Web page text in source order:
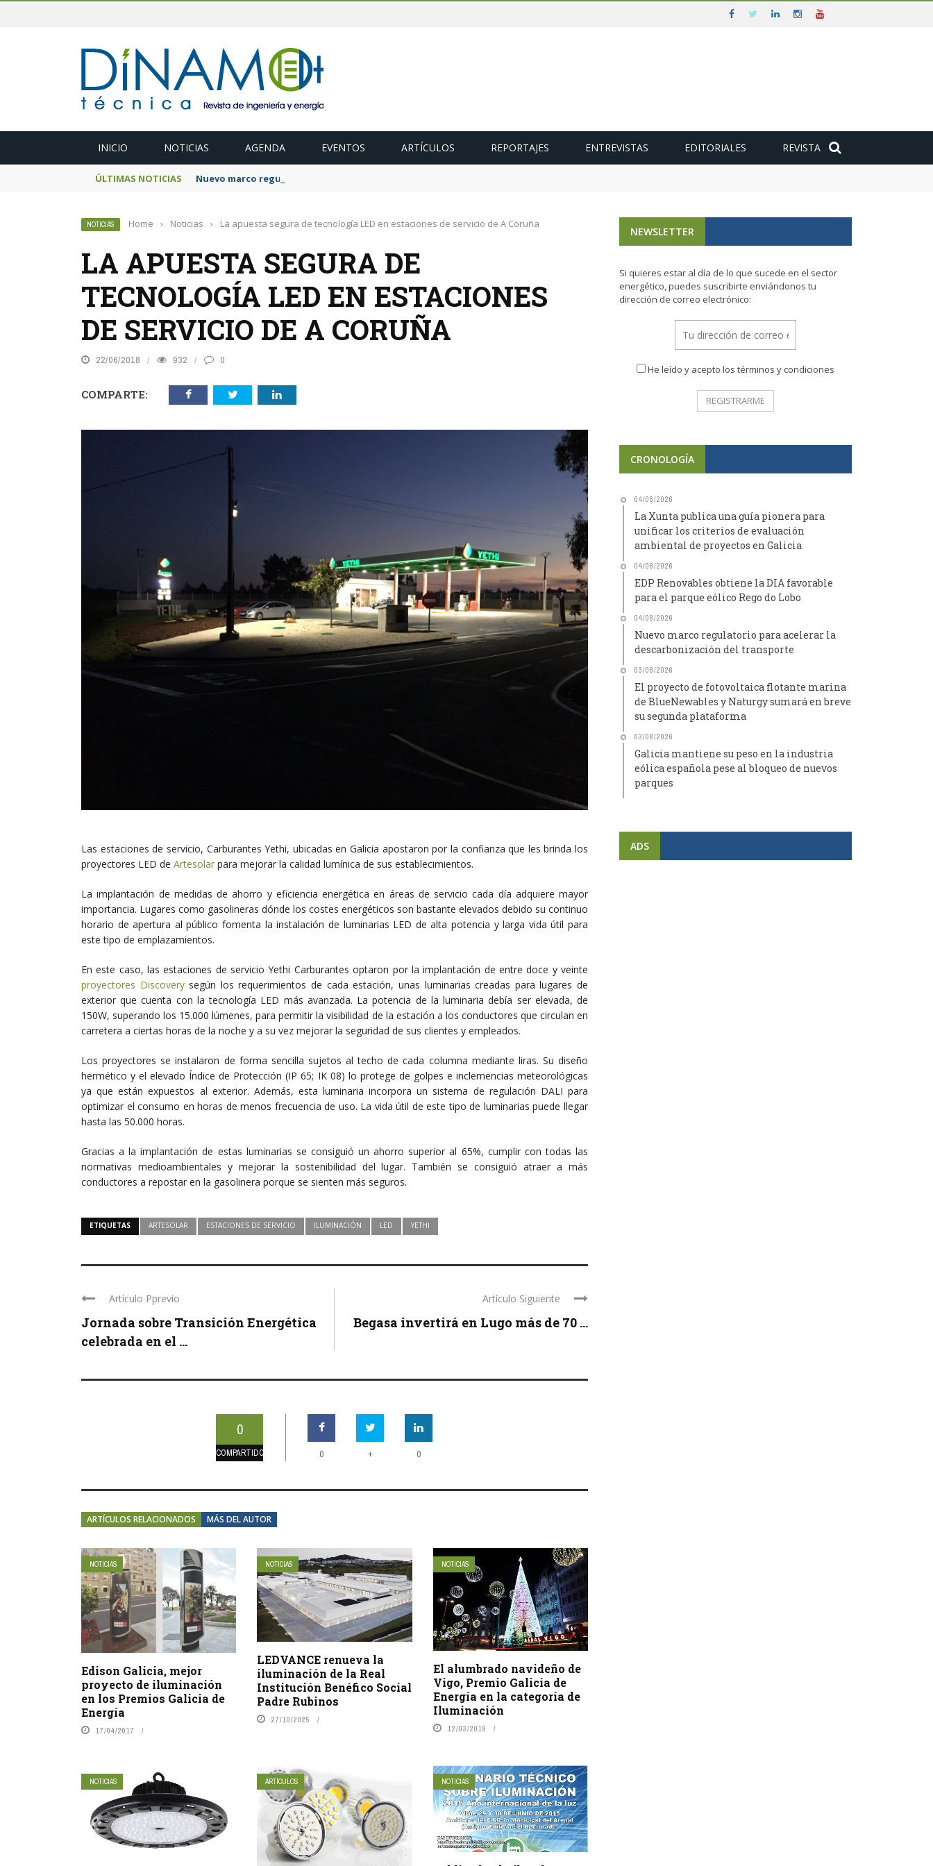
INICIO NOTICIAS AGENDA EVENTOS ARTÍCULOS REPORTAJES ENTREVISTAS EDITORIALES REVISTA
ÚLTIMAS NOTICIAS Nuevo marco regulatorio para acelerar la descarbonización del transporte
NOTICIAS Home › Noticias › La apuesta segura de tecnología LED en estaciones de servicio de A Coruña
LA APUESTA SEGURA DE
TECNOLOGÍA LED EN ESTACIONES
DE SERVICIO DE A CORUÑA
22/06/2018 932 0
COMPARTE:
Las estaciones de servicio, Carburantes Yethi, ubicadas en Galicia apostaron por la confianza que les brinda los
proyectores LED de Artesolar para mejorar la calidad lumínica de sus establecimientos.
La implantación de medidas de ahorro y eficiencia energética en áreas de servicio cada día adquiere mayor
importancia. Lugares como gasolineras dónde los costes energéticos son bastante elevados debido su continuo
horario de apertura al público fomenta la instalación de luminarias LED de alta potencia y larga vida útil para
este tipo de emplazamientos.
En este caso, las estaciones de servicio Yethi Carburantes optaron por la implantación de entre doce y veinte
proyectores Discoverysegún los requerimientos de cada estación, unas luminarias creadas para lugares de
exterior que cuenta con la tecnología LED más avanzada. La potencia de la luminaria debía ser elevada, de
150W, superando los 15.000 lúmenes, para permitir la visibilidad de la estación a los conductores que circulan en
carretera a ciertas horas de la noche y a su vez mejorar la seguridad de sus clientes y empleados.
Los proyectores se instalaron de forma sencilla sujetos al techo de cada columna mediante liras. Su diseño
hermético y el elevado Índice de Protección (IP 65; IK 08) lo protege de golpes e inclemencias meteorológicas
ya que están expuestos al exterior. Además, esta luminaria incorpora un sistema de regulación DALI para
optimizar el consumo en horas de menos frecuencia de uso. La vida útil de este tipo de luminarias puede llegar
hasta las 50.000 horas.
Gracias a la implantación de estas luminarias se consiguió un ahorro superior al 65%, cumplir con todas las
normativas medioambientales y mejorar la sostenibilidad del lugar. También se consiguió atraer a más
conductores a repostar en la gasolinera porque se sienten más seguros.
ETIQUETAS ARTESOLAR ESTACIONES DE SERVICIO ILUMINACIÓN LED YETHI
Artículo Pprevio
Jornada sobre Transición Energética
celebrada en el ...
Artículo Siguiente
Begasa invertirá en Lugo más de 70 ...
0
COMPARTIDOS 0 + 0
ARTÍCULOS RELACIONADOS MÁS DEL AUTOR
NOTICIAS
Edison Galicia, mejor
proyecto de iluminación
en los Premios Galicia de
Energía
17/04/2017
NOTICIAS
LEDVANCE renueva la
iluminación de la Real
Institución Benéfico Social
Padre Rubinos
27/10/2025
NOTICIAS
El alumbrado navideño de
Vigo, Premio Galicia de
Energía en la categoría de
Iluminación
12/03/2019
NOTICIAS ARTÍCULOS NOTICIAS
NEWSLETTER
Si quieres estar al día de lo que sucede en el sector
energético, puedes suscribirte enviándonos tu
dirección de correo electrónico:
He leído y acepto los términos y condiciones
CRONOLOGÍA
04/08/2026
La Xunta publica una guía pionera para
unificar los criterios de evaluación
ambiental de proyectos en Galicia
04/08/2026
EDP Renovables obtiene la DIA favorable
para el parque eólico Rego do Lobo
04/08/2026
Nuevo marco regulatorio para acelerar la
descarbonización del transporte
03/08/2026
El proyecto de fotovoltaica flotante marina
de BlueNewables y Naturgy sumará en breve
su segunda plataforma
03/08/2026
Galicia mantiene su peso en la industria
eólica española pese al bloqueo de nuevos
parques
ADS